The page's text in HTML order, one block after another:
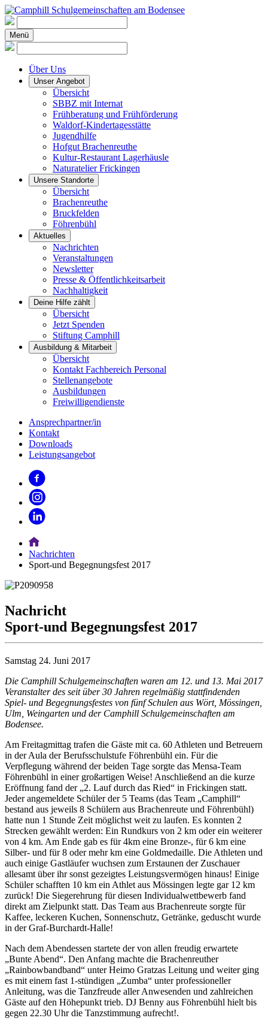
Menü
Über Uns
Unser Angebot
Übersicht
SBBZ mit Internat
Frühberatung und Frühförderung
Waldorf-Kindertagesstätte
Jugendhilfe
Hofgut Brachenreuthe
Kultur-Restaurant Lagerhäusle
Naturatelier Frickingen
Unsere Standorte
Übersicht
Brachenreuthe
Bruckfelden
Föhrenbühl
Aktuelles
Nachrichten
Veranstaltungen
Newsletter
Presse & Öffentlichkeitsarbeit
Nachhaltigkeit
Deine Hilfe zählt
Übersicht
Jetzt Spenden
Stiftung Camphill
Ausbildung & Mitarbeit
Übersicht
Kontakt Fachbereich Personal
Stellenangebote
Ausbildungen
Freiwilligendienste
Ansprechpartner/in
Kontakt
Downloads
Leistungsangebot
Nachrichten
Sport-und Begegnungsfest 2017
Nachricht
Sport-und Begegnungsfest 2017
Samstag 24. Juni 2017
Die Camphill Schulgemeinschaften waren am 12. und 13. Mai 2017
Veranstalter des seit über 30 Jahren regelmäßig stattfindenden
Spiel- und Begegnungsfestes von fünf Schulen aus Wört, Mössingen,
Ulm, Weingarten und der Camphill Schulgemeinschaften am
Bodensee.
Am Freitagmittag trafen die Gäste mit ca. 60 Athleten und Betreuern
in der Aula der Berufsschulstufe Föhrenbühl ein. Für die
Verpflegung während der beiden Tage sorgte das Mensa-Team
Föhrenbühl in einer großartigen Weise! Anschließend an die kurze
Eröffnung fand der „2. Lauf durch das Ried“ in Frickingen statt.
Jeder angemeldete Schüler der 5 Teams (das Team „Camphill“
bestand aus jeweils 8 Schülern aus Brachenreute und Föhrenbühl)
hatte nun 1 Stunde Zeit möglichst weit zu laufen. Es konnten 2
Strecken gewählt werden: Ein Rundkurs von 2 km oder ein weiterer
von 4 km. Am Ende gab es für 4km eine Bronze-, für 6 km eine
Silber- und für 8 oder mehr km eine Goldmedaille. Die Athleten und
auch einige Gastläufer wuchsen zum Erstaunen der Zuschauer
allesamt über ihr sonst gezeigtes Leistungsvermögen hinaus! Einige
Schüler schafften 10 km ein Athlet aus Mössingen legte gar 12 km
zurück! Die Siegerehrung für diesen Individualwettbewerb fand
direkt am Zielpunkt statt. Das Team aus Brachenreute sorgte für
Kaffee, leckeren Kuchen, Sonnenschutz, Getränke, geduscht wurde
in der Graf-Burchardt-Halle!
Nach dem Abendessen startete der von allen freudig erwartete
„Bunte Abend“. Den Anfang machte die Brachenreuther
„Rainbowbandband“ unter Heimo Gratzas Leitung und weiter ging
es mit einem fast 1-stündigen „Zumba“ unter professioneller
Anleitung, was die Tanzfreude aller Anwesenden und zahlreichen
Gäste auf den Höhepunkt trieb. DJ Benny aus Föhrenbühl hielt bis
gegen 22.30 Uhr die Tanzstimmung aufrecht!.